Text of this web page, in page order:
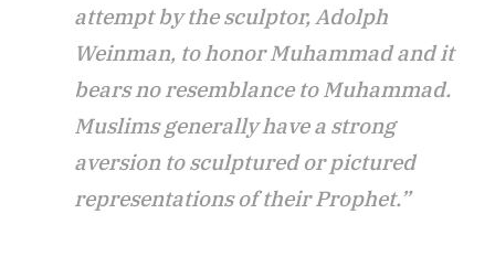
attempt by the sculptor, Adolph
Weinman, to honor Muhammad and it
bears no resemblance to Muhammad.
Muslims generally have a strong
aversion to sculptured or pictured
representations of their Prophet.”